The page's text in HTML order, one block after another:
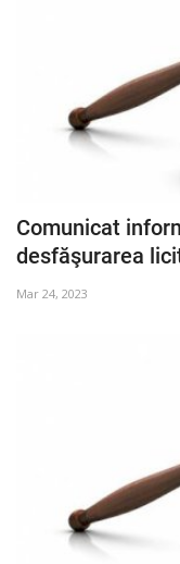
Comunicat
desfăşurarea
Mar 24, 2023